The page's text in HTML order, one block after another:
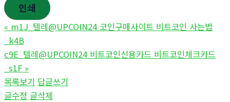
인쇄
« m1J_텔레@UPCOIN24 코인구매사이트 비트코인 사는법
_k4B
c9E_텔레@UPCOIN24 비트코인신용카드 비트코인체크카드
_s1F »
목록보기 답글쓰기
글수정 글삭제